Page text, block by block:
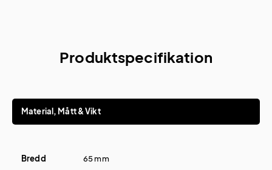
Produktspecifikation
Material, Mått & Vikt
Bredd 65 mm